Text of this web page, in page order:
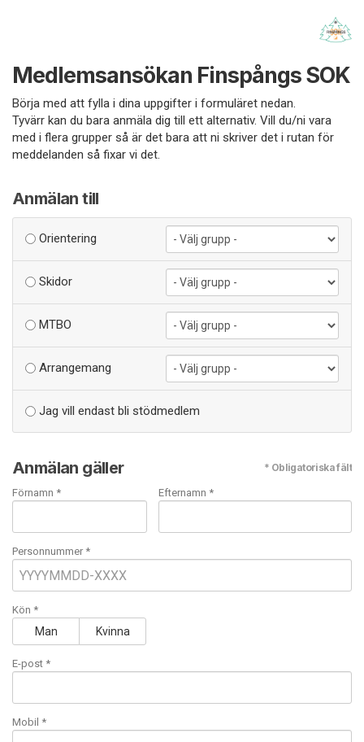
Medlemsansökan Finspångs SOK
Börja med att fylla i dina uppgifter i formuläret nedan.
Tyvärr kan du bara anmäla dig till ett alternativ. Vill du/ni vara
med i flera grupper så är det bara att ni skriver det i rutan för
meddelanden så fixar vi det.
Anmälan till
Orientering
Skidor
MTBO
Arrangemang
Jag vill endast bli stödmedlem
Anmälan gäller * Obligatoriska fält
Förnamn * Efternamn *
Personnummer *
Kön *
Man Kvinna
E-post *
Mobil *